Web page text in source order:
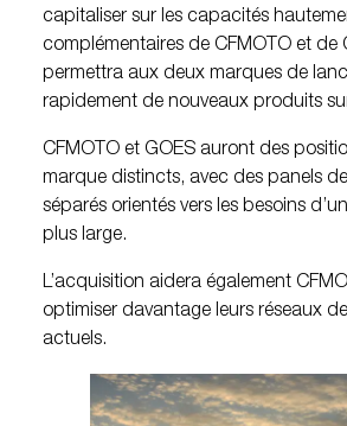
capitaliser sur les capacités
complémentaires de CFMOTO et de
permettra aux deux marques de
rapidement de nouveaux produits
CFMOTO et GOES auront des
marque distincts, avec des panels
séparés orientés vers les besoins
plus large.
L’acquisition aidera également
optimiser davantage leurs réseaux
actuels.